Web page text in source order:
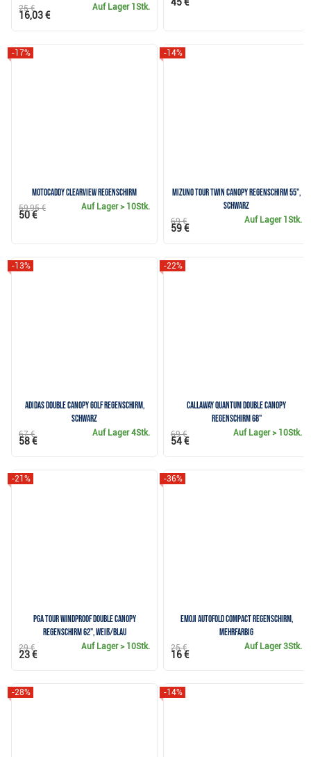
Auf Lager 1Stk.
25 €
16,03 €
Motocaddy Clearview Regenschirm
-17%
Auf Lager> 10Stk.
59,95 €
50 €
Mizuno Tour Twin Canopy Regenschirm 55",
schwarz
-14%
Auf Lager 1Stk.
69 €
59 €
Adidas Double Canopy Golf Regenschirm,
schwarz
-13%
Auf Lager4Stk.
67 €
58 €
Callaway QUANTUM Double Canopy
Regenschirm 68"
-22%
Auf Lager> 10Stk.
69 €
54 €
PGA Tour Windproof Double Canopy
Regenschirm 62", weiß/blau
-21%
Auf Lager> 10Stk.
29 €
23 €
Emoji AutoFold Compact Regenschirm,
mehrfarbig
-36%
Auf Lager3Stk.
25 €
16 €
-28% -14%